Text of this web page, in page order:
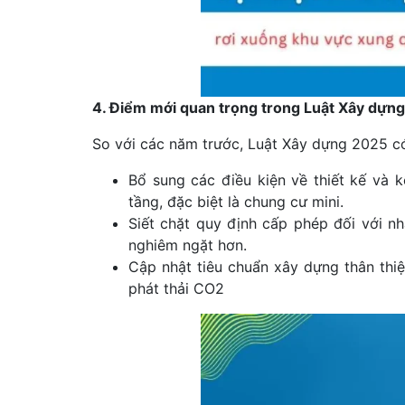
4. Điểm mới quan trọng trong Luật Xây
So với các năm trước, Luật Xây dựng 2025
Bổ sung các điều kiện về thiết kế và
tầng, đặc biệt là chung cư mini.
Siết chặt quy định cấp phép đối với
nghiêm ngặt hơn.
Cập nhật tiêu chuẩn xây dựng thân
phát thải CO2​